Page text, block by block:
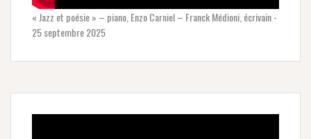
« Jazz et poésie » – piano, Enzo Carniel – Franck Médioni, écrivain -
25 septembre 2025